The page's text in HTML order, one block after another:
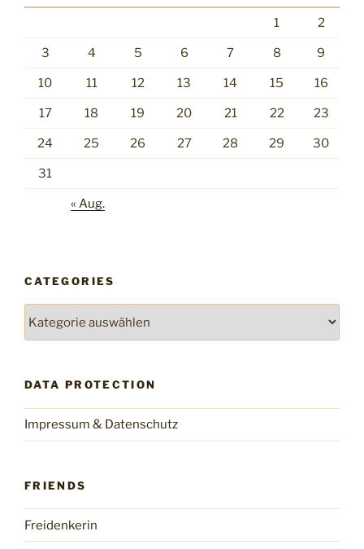
1 2
3 4 5 6 7 8 9
10 11 12 13 14 15 16
17 18 19 20 21 22 23
24 25 26 27 28 29 30
31
« Aug.
CATEGORIES
DATA PROTECTION
Impressum & Datenschutz
FRIENDS
Freidenkerin